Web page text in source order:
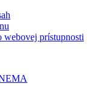
webovej prístupnosti